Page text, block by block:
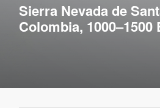
Sierra Nevada de
Colombia, 1000–1500